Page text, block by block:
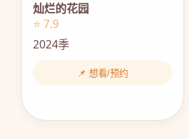
灿烂的花园
⭐ 7.9
2024季
📌 想看/预约